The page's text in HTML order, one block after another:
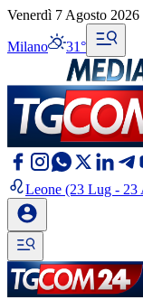
Venerdì 7 Agosto 2026
Milano 31°
Leone (23 Lug - 23